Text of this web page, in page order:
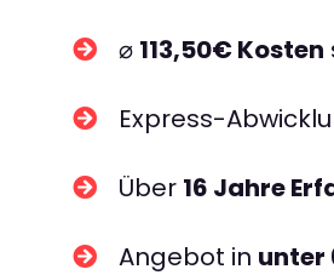
⌀ 113,50€ Kosten
Express-
Über 16 Jahre
Angebot in unter